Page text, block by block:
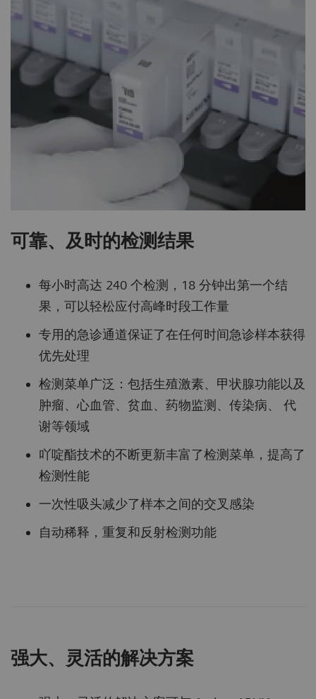
可靠、及时的检测结果
每小时高达 240 个检测，18 分钟出第一个结
果，可以轻松应付高峰时段工作量
专用的急诊通道保证了在任何时间急诊样本获得
优先处理
检测菜单广泛：包括生殖激素、甲状腺功能以及
肿瘤、心血管、贫血、药物监测、传染病、 代
谢等领域
吖啶酯技术的不断更新丰富了检测菜单，提高了
检测性能
一次性吸头减少了样本之间的交叉感染
自动稀释，重复和反射检测功能
强大、灵活的解决方案